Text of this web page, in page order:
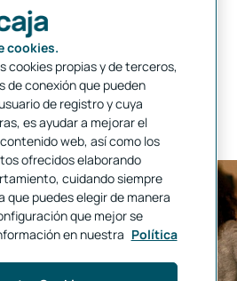
d’edat
a la vistaa la nostra entitat i usuari de
i familiars que no siguin clients d’Unicaja quan
cookies.
cookies propias y de terceros,
de conexión que pueden
de registro y cuya
es ayudar a mejorar el
web, así como los
ofrecidos elaborando
cuidando siempre
que puedes elegir de manera
que mejor se
en nuestra Política